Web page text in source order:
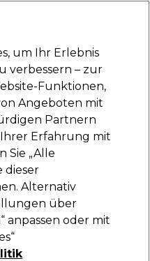
Anmelden
Saloneinrichtung
Igora Royal
60ml 8-01
um Ihr Erlebnis
verbessern – zur
Funktionen,
Angeboten mit
Partnern
Erfahrung mit
Sie „Alle
dieser
Alternativ
über
anpassen oder mit